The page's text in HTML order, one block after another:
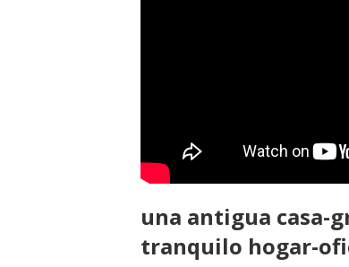
una antigua casa-
tranquilo hogar-